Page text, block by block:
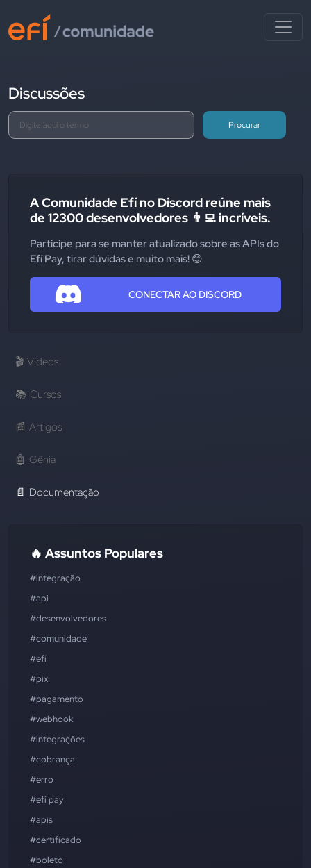
Discussões
Procurar
A Comunidade Efí no Discord reúne mais
de 12300 desenvolvedores 👨‍💻 incríveis.
Participe para se manter atualizado sobre as APIs do
Efí Pay, tirar dúvidas e muito mais! 😊
CONECTAR AO DISCORD
🎬 Vídeos
📚 Cursos
📰 Artigos
🤖 Gênia
📄 Documentação
🔥 Assuntos Populares
#integração
#api
#desenvolvedores
#comunidade
#efí
#pix
#pagamento
#webhook
#integrações
#cobrança
#erro
#efí pay
#apis
#certificado
#boleto